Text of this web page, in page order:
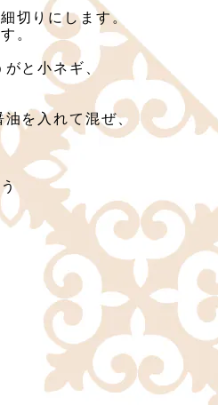
切りにします。
。
がと小ネギ、
を入れて混ぜ、